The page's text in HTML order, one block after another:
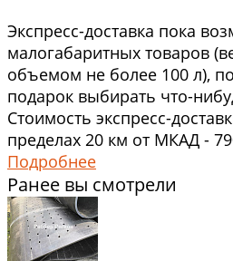
Экспресс-доставка пока
малогабаритных товаров
объемом не более 100 л),
подарок выбирать что-
Стоимость экспресс-
пределах 20 км от МКАД -
Подробнее
Ранее вы смотрели